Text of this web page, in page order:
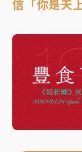
信「你是天